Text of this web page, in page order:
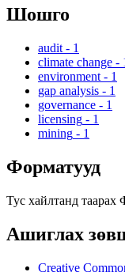
Шошго
audit - 1
climate change -
environment - 1
gap analysis - 1
governance - 1
licensing - 1
mining - 1
Форматууд
Тус хайлтанд таарах
Ашиглах
Creative